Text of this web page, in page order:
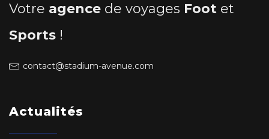
Votre agence de voyages Foot et
Sports !
contact@stadium-avenue.com
Actualités